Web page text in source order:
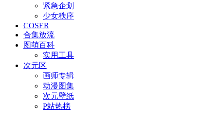
紧急企划
少女秩序
COSER
合集放流
图萌百科
实用工具
次元区
画师专辑
动漫图集
次元壁纸
P站热榜